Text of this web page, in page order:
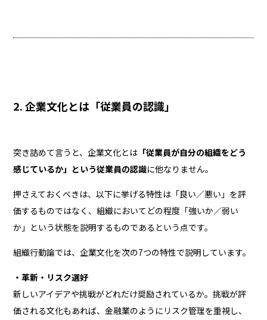
2. 企業文化とは「従業員の認識」
突き詰めて言うと、企業文化とは 「従業員が自分の組織をどう
感じているか」という従業員の認識に他なりません。
押さえておくべきは、以下に挙げる特性は「良い／悪い」を評
価するものではなく、組織においてどの程度「強いか／弱い
か」という状態を説明するものであるという点です。
組織行動論では、企業文化を次の7つの特性で説明しています。
・革新・リスク選好
新しいアイデアや挑戦がどれだけ奨励されているか。挑戦が評
価される文化もあれば、金融業のようにリスク管理を重視し、